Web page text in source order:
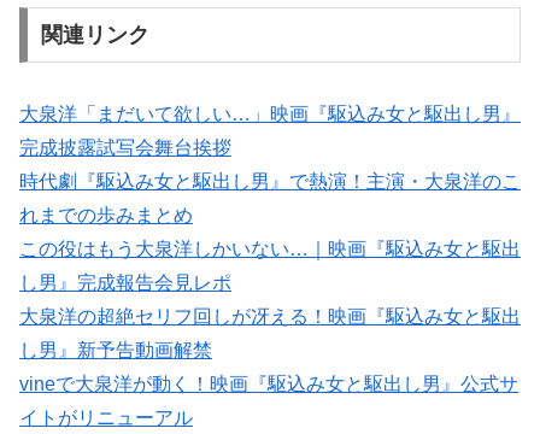
関連リンク
大泉洋「まだいて欲しい…」映画『駆込み女と駆出し男』
完成披露試写会舞台挨拶
時代劇『駆込み女と駆出し男』で熱演！主演・大泉洋のこ
れまでの歩みまとめ
この役はもう大泉洋しかいない…｜映画『駆込み女と駆出
し男』完成報告会見レポ
大泉洋の超絶セリフ回しが冴える！映画『駆込み女と駆出
し男』新予告動画解禁
vineで大泉洋が動く！映画『駆込み女と駆出し男』公式サ
イトがリニューアル